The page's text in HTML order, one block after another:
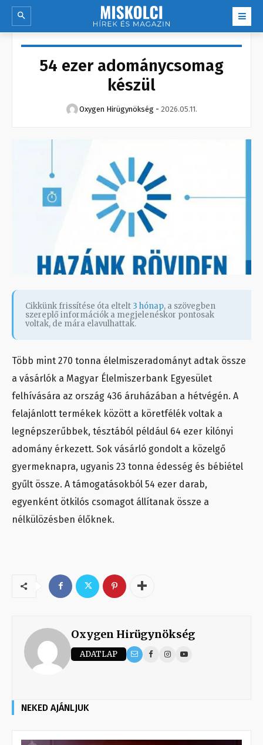
54 ezer adománycsomag
készül
Oxygen Hirügynökség - 2026.05.11.
Cikkünk frissítése óta eltelt 3 hónap, a szövegben
szereplő információk a megjelenéskor pontosak
voltak, de mára elavulhattak.
Több mint 270 tonna élelmiszeradományt adtak össze
a vásárlók a Magyar Élelmiszerbank Egyesület
felhívására az ország 436 áruházában a hétvégén. A
felajánlott termékek között a köretfélék voltak a
legnépszerűbbek, tésztából például 64 ezer kilónyi
adomány érkezett. Sok vásárló gondolt a közelgő
gyermeknapra, ugyanis 23 tonna édesség és bébiétel
gyűlt össze. A támogatásokból 54 ezer darab,
egyenként ötkilós csomagot állítanak össze a
nélkülözésben élőknek.
Oxygen Hirügynökség
ADATLAP
NEKED AJÁNLJUK